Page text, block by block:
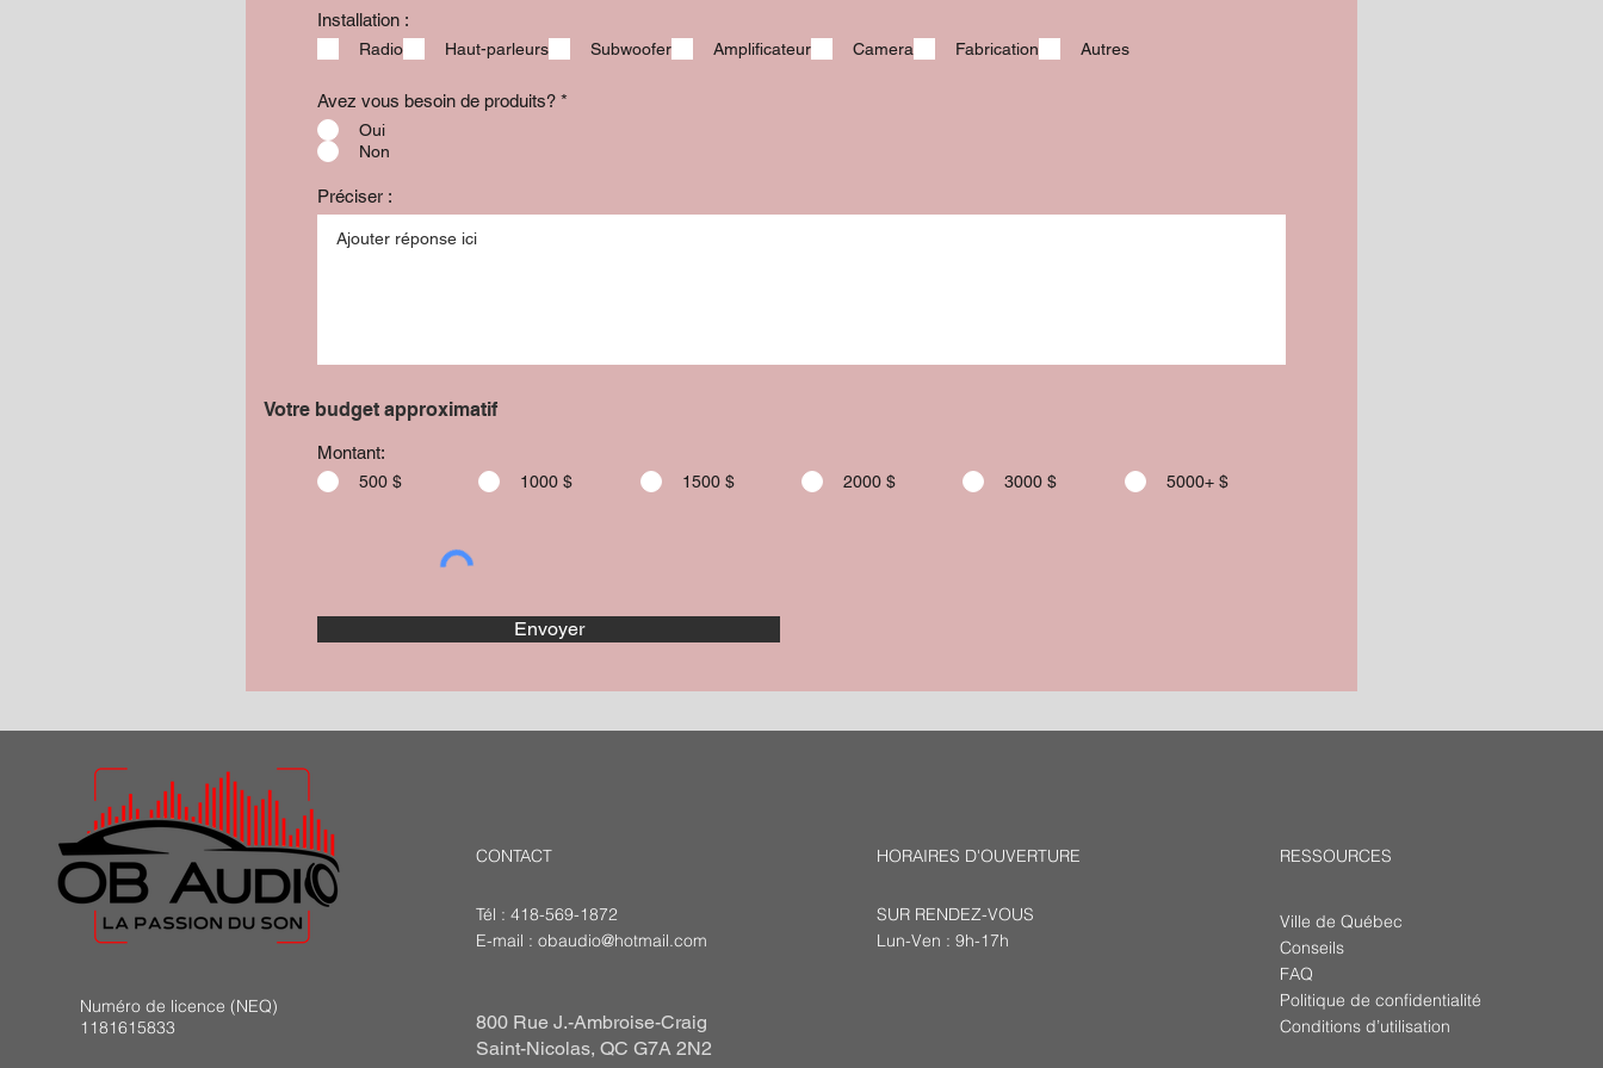
Installation :
Radio Haut-parleurs Subwoofer Amplificateur Camera Fabrication Autres
Avez vous besoin de produits? *
Oui
Non
Préciser :
Votre budget approximatif
Montant:
500 $ 1000 $ 1500 $ 2000 $ 3000 $ 5000+ $
Envoyer
Numéro de licence (NEQ)
1181615833
CONTACT
Tél : 418-569-1872
E-mail : obaudio@hotmail.com
800 Rue J.-Ambroise-Craig
Saint-Nicolas, QC G7A 2N2
HORAIRES D'OUVERTURE
SUR RENDEZ-VOUS
Lun-Ven : 9h-17h
RESSOURCES
Ville de Québec
Conseils
FAQ
Politique de confidentialité
Conditions d’utilisation